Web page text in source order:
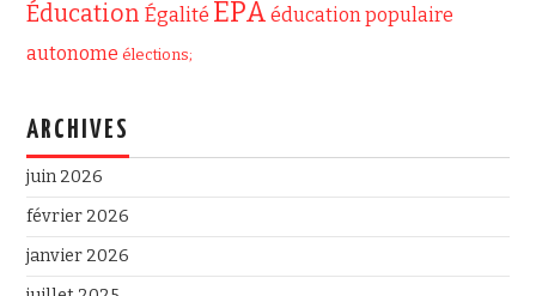
Éducation Égalité ÉPA éducation populaire
autonome élections;
ARCHIVES
juin 2026
février 2026
janvier 2026